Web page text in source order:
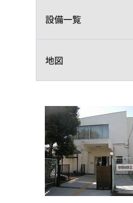
設備一覧
地図